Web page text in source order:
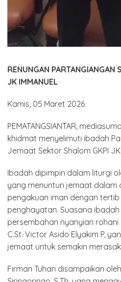
RENUNGAN PARTANGIANGAN
JK IMMANUEL
Kamis, 05 Maret 2026
PEMATANGSIANTAR,
khidmat menyelimuti ibadah
Jemaat Sektor Shalom GKPI
Ibadah dipimpin dalam liturgi
yang menuntun jemaat dalam
pengakuan iman dengan
penghayatan. Suasana
persembahan nyanyian
C.St. Victor Asido Elyakim P,
jemaat untuk semakin
Firman Tuhan disampaikan